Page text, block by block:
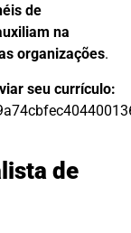
de
na
organizações.
seu currículo:
de